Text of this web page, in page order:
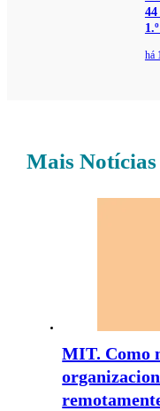
44
há
Mais Notícias
MIT. Como